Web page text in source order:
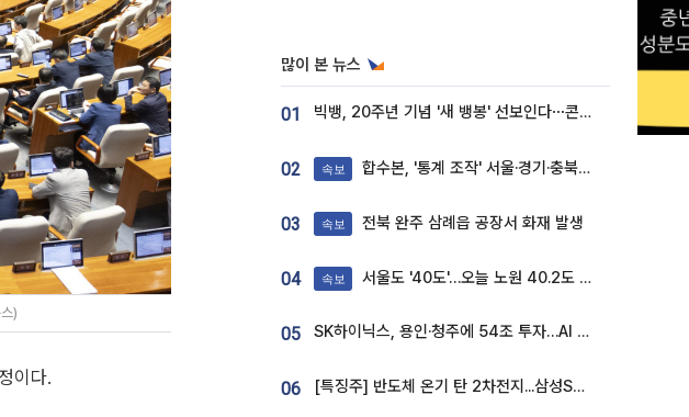
)
이다.
많이 본 뉴스
01 빅뱅, 20주년 기념 '새 뱅봉' 선보인다⋯콘서트 앞두고 팝업 개최
02 속보 합수본, '통계 조작' 서울·경기·충북 선관위 등 추가 압수수색
03 속보 전북 완주 삼례읍 공장서 화재 발생
04 속보 서울도 '40도'…오늘 노원 40.2도 기록
05 SK하이닉스, 용인·청주에 54조 투자…AI 메모리 생산기지 키운다
06 [특징주] 반도체 온기 탄 2차전지...삼성SDI, 장 초반 7% 넘게 껑충